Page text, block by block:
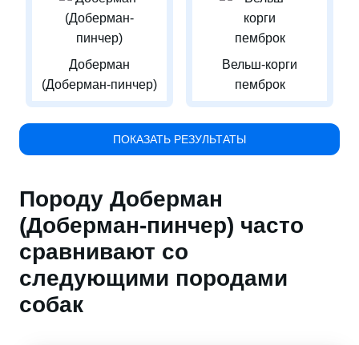
Доберман
(Доберман-пинчер)
Вельш-корги
пемброк
ПОКАЗАТЬ РЕЗУЛЬТАТЫ
Породу Доберман
(Доберман-пинчер) часто
сравнивают со
следующими породами
собак